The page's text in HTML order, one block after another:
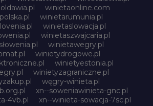
winietaonline.com
winietarumunia.pl
winietaslowacja.pl
winietaszwajcaria.pl
winietawegry.pl
winietydrogowe.pl
winietyestonia.pl
winietyzagraniczne.pl
węgry-winieta.pl
xn--soweniawinieta-gnc.pl
4vb.pl
xn--winieta-sowacja-7sc.pl